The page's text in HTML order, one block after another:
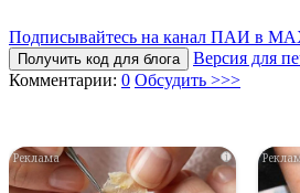
Подписывайтесь на канал ПАИ в
Получить код для блога
Версия для
Комментарии: 0 Обсудить >>>
i